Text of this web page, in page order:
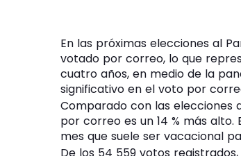
En las próximas elecciones al
votado por correo, lo que
cuatro años, en medio de la
significativo en el voto por
Comparado con las elecciones
por correo es un 14 % más
mes que suele ser vacacional
De los 54 559 votos